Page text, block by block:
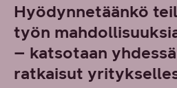
Hyödynnetäänkö
työn
– katsotaan
ratkaisut